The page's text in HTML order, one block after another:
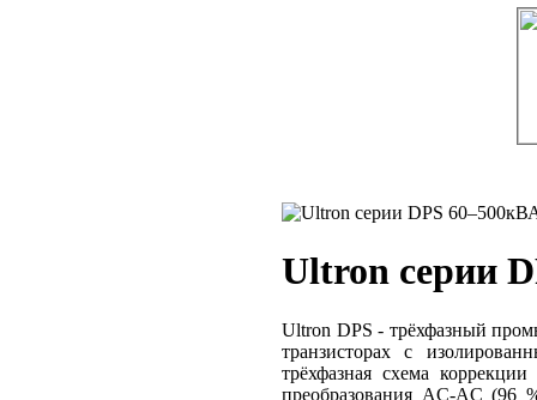
Ultron серии
Ultron DPS - трёхфазный
транзисторах с
трёхфазная схема
преобразования AC-AC (96